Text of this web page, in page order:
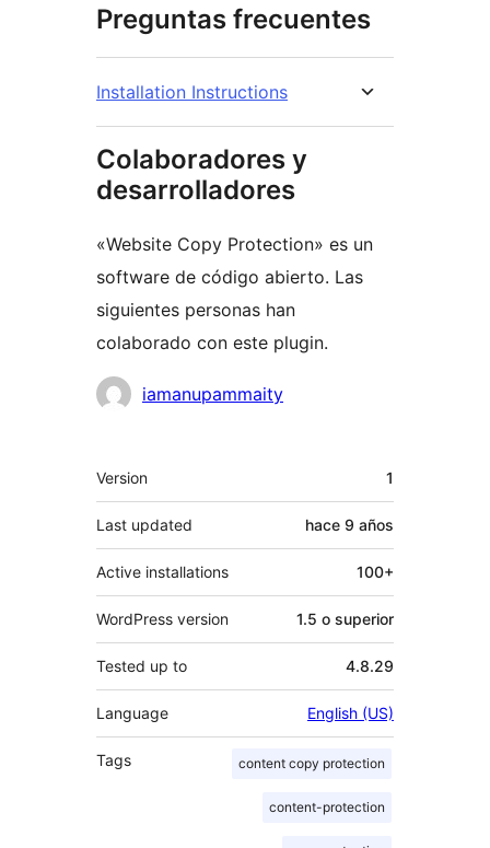
Preguntas frecuentes
Installation Instructions
Colaboradores y
desarrolladores
«Website Copy Protection» es un
software de código abierto. Las
siguientes personas han
colaborado con este plugin.
Colaboradores
iamanupammaity
Meta
Version 1
Last updated hace 9 años
Active installations 100+
WordPress version 1.5 o superior
Tested up to 4.8.29
Language English (US)
Tags content copy protection
content-protection